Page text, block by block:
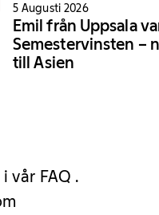
5 Augusti 2026
Emil från Uppsala
Semestervinsten –
till Asien
vår FAQ .